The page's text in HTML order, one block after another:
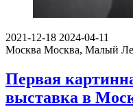
2021-12-18 2024-04-11
Москва Москва, Малый
Первая
выставка в